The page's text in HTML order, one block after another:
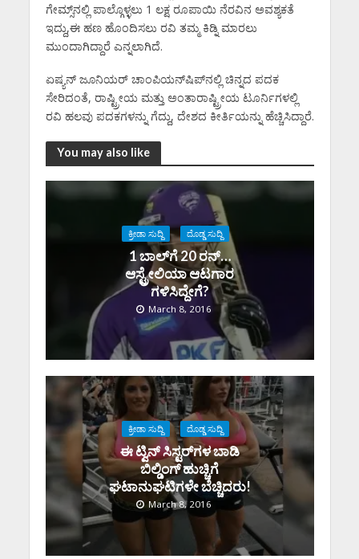
ಗೇಮ್ಸ್‌‌‌‌ನಲ್ಲಿ ಪಾಲ್ಗೊಳ್ಳಲು 1 ಲಕ್ಷ ರೂಪಾಯಿ ನೆರವಿನ ಅವಶ್ಯಕತೆ
ಇದ್ದು,ಈ ಹಣ ಹೊಂದಿಸಲು ರವಿ ತಮ್ಮ ಕಿಡ್ನಿ ಮಾರಲು
ಮುಂದಾಗಿದ್ದಾರೆ ಎನ್ನಲಾಗಿದೆ.
ಏಷ್ಯನ್ ಜೂನಿಯರ್ ಚಾಂಪಿಯನ್‌‌‌ಷಿಪ್‌‌‌ನಲ್ಲಿ ಚಿನ್ನದ ಪದಕ
ಸೇರಿದಂತೆ, ರಾಷ್ಟ್ರೀಯ ಮತ್ತು ಅಂತಾರಾಷ್ಟ್ರೀಯ ಟೂರ್ನಿಗಳಲ್ಲಿ
ರವಿ ಹಲವು ಪದಕಗಳನ್ನು ಗೆದ್ದು, ದೇಶದ ಕೀರ್ತಿಯನ್ನು ಹೆಚ್ಚಿಸಿದ್ದಾರೆ.
You may also like
ಕ್ರೀಡಾ ಸುದ್ದಿ ದೊಡ್ಡ ಸುದ್ದಿ
1 ಬಾಲ್‌ಗೆ 20 ರನ್‌…
ಆಸ್ಟ್ರೇಲಿಯಾ ಆಟಗಾರ
ಗಳಿಸಿದ್ದೇಗೆ?
March 8, 2016
ಕ್ರೀಡಾ ಸುದ್ದಿ ದೊಡ್ಡ ಸುದ್ದಿ
ಈ ಟ್ವಿನ್ ಸಿಸ್ಟರ್‌‌‌‌ಗಳ ಬಾಡಿ
ಬಿಲ್ಡಿಂಗ್ ಹುಚ್ಚಿಗೆ
ಘಟಾನುಘಟಿಗಳೇ ಬೆಚ್ಚಿದರು!
March 8, 2016